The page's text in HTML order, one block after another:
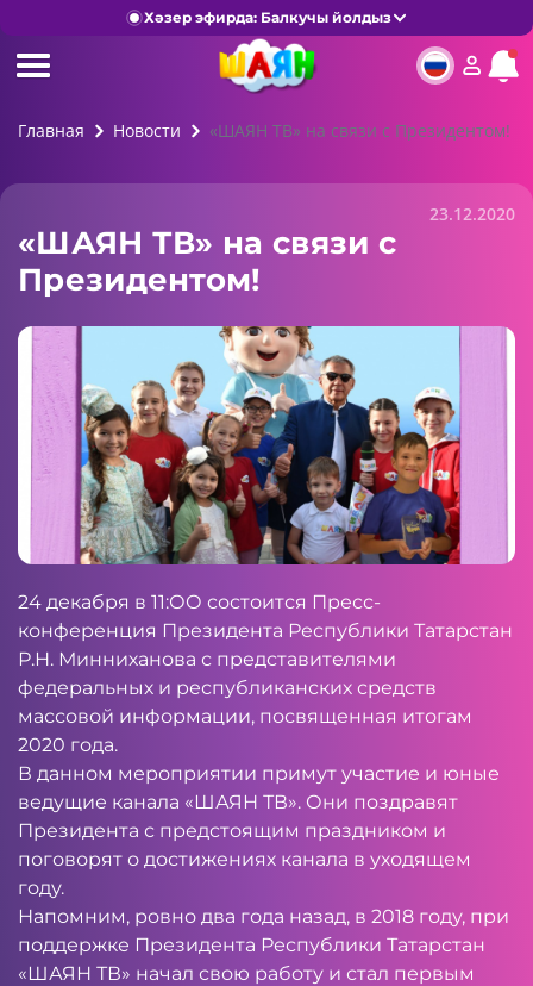
Хәзер эфирда: Балкучы йолдыз
Главная Новости «ШАЯН ТВ» на связи с Президентом!
23.12.2020
«ШАЯН ТВ» на связи с
Президентом!
24 декабря в 11:ОО состоится Пресс-
конференция Президента Республики Татарстан
Р.Н. Минниханова с представителями
федеральных и республиканских средств
массовой информации, посвященная итогам
2020 года.
В данном мероприятии примут участие и юные
ведущие канала «ШАЯН ТВ». Они поздравят
Президента с предстоящим праздником и
поговорят о достижениях канала в уходящем
году.
Напомним, ровно два года назад, в 2018 году, при
поддержке Президента Республики Татарстан
«ШАЯН ТВ» начал свою работу и стал первым